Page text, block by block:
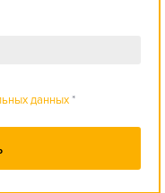
данных*